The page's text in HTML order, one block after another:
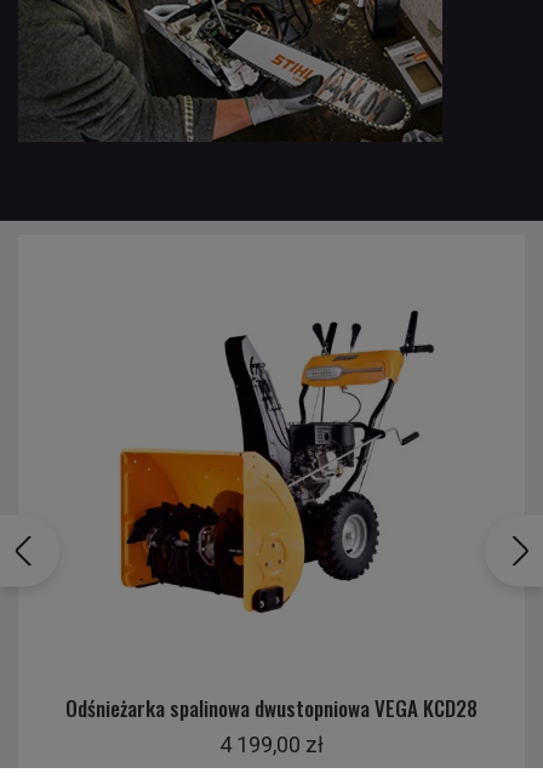
Odśnieżarka spalinowa dwustopniowa VEGA KCD28
4 199,00 zł